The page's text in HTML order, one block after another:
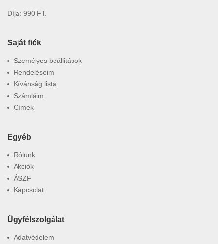
Díja: 990 FT.
Saját fiók
Személyes beállitások
Rendeléseim
Kívánság lista
Számláim
Címek
Egyéb
Rólunk
Akciók
ÁSZF
Kapcsolat
Ügyfélszolgálat
Adatvédelem